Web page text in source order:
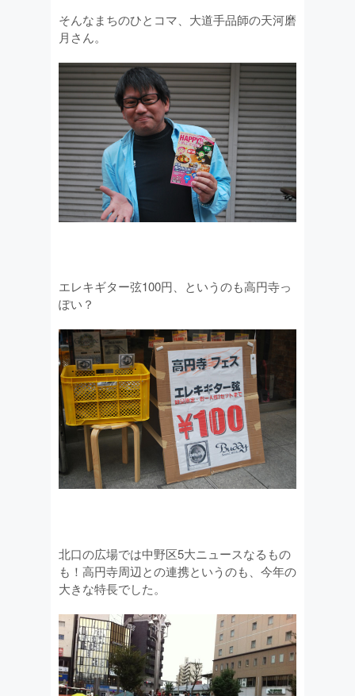
そんなまちのひとコマ、大道手品師の天河磨
月さん。
エレキギター弦100円、というのも高円寺っ
ぽい？
北口の広場では中野区5大ニュースなるもの
も！高円寺周辺との連携というのも、今年の
大きな特長でした。